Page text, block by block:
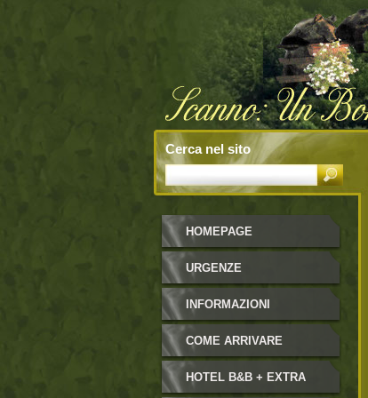
HOMEPAGE
URGENZE
INFORMAZIONI
COME ARRIVARE
HOTEL B&B + EXTRA
Cerca nel sito